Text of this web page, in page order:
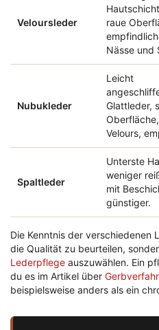
Veloursleder
raue
Nässe und
Nubukleder
Leicht
Glattleder,
Velours,
Spaltleder
Unterste
weniger
mit
günstiger.
Die Kenntnis der verschiedenen
die Qualität zu beurteilen,
Lederpflege auszuwählen. Ein
du es im Artikel über
beispielsweise anders als ein